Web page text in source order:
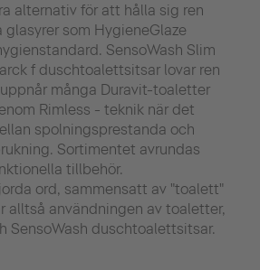
alternativ för att hålla sig ren
glasyrer som HygieneGlaze
SensoWash Slim
f duschtoalettsitsar lovar ren
många Duravit-toaletter
Rimless - teknik när det
spolningsprestanda och
Sortimentet avrundas
tillbehör.
ord, sammensatt av "toalett"
alltså användningen av toaletter,
SensoWash duschtoalettsitsar.